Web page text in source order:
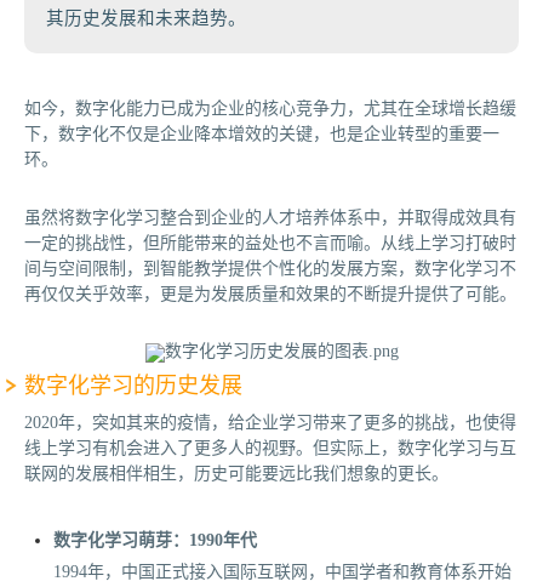
其历史发展和未来趋势。
如今，数字化能力已成为企业的核心竞争力，尤其在全球增长趋缓
下，数字化不仅是企业降本增效的关键，也是企业转型的重要一
环。
虽然将数字化学习整合到企业的人才培养体系中，并取得成效具有
一定的挑战性，但所能带来的益处也不言而喻。从线上学习打破时
间与空间限制，到智能教学提供个性化的发展方案，数字化学习不
再仅仅关乎效率，更是为发展质量和效果的不断提升提供了可能。
数字化学习的历史发展
2020年，突如其来的疫情，给企业学习带来了更多的挑战，也使得
线上学习有机会进入了更多人的视野。但实际上，数字化学习与互
联网的发展相伴相生，历史可能要远比我们想象的更长。
数字化学习萌芽：1990年代
1994年，中国正式接入国际互联网，中国学者和教育体系开始